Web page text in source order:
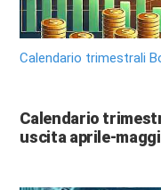
Calendario trimestrali
Calendario
uscita aprile-